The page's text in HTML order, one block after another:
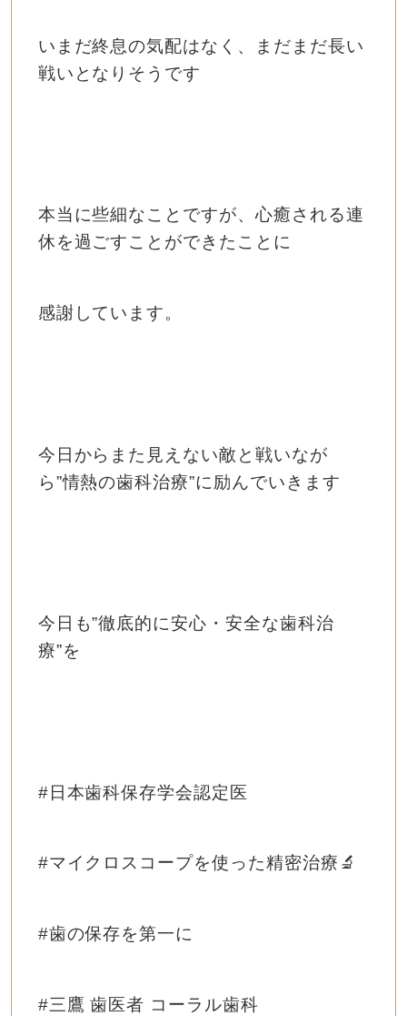
いまだ終息の気配はなく、まだまだ長い
戦いとなりそうです
本当に些細なことですが、心癒される連
休を過ごすことができたことに
感謝しています。
今日からまた見えない敵と戦いなが
ら”情熱の歯科治療”に励んでいきます
今日も”徹底的に安心・安全な歯科治
療”を
#日本歯科保存学会認定医
#マイクロスコープを使った精密治療 🔬
#歯の保存を第一に
#三鷹 歯医者 コーラル歯科